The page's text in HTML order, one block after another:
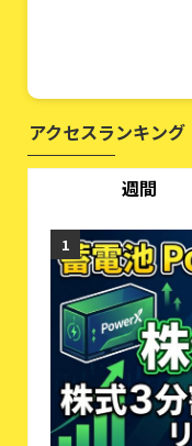
アクセスランキング
週間